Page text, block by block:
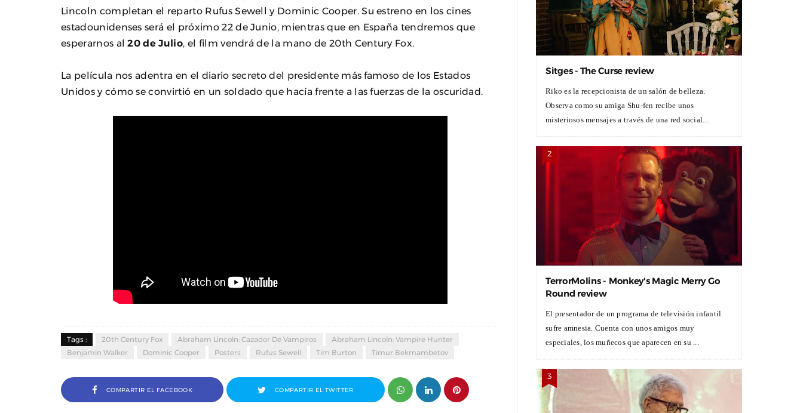
Lincoln completan el reparto Rufus Sewell y Dominic Cooper. Su estreno en los cines
estadounidenses será el próximo 22 de Junio, mientras que en España tendremos que
esperarnos al20 de Julio , el film vendrá de la mano de 20th Century Fox.
La película nos adentra en el diario secreto del presidente más famoso de los Estados
Unidos y cómo se convirtió en un soldado que hacía frente a las fuerzas de la oscuridad.
Tags : 20th Century Fox Abraham Lincoln: Cazador De Vampiros
Abraham Lincoln: Vampire Hunter
Benjamin Walker
Dominic Cooper Posters Rufus Sewell Tim Burton Timur Bekmambetov
COMPARTIR EL FACEBOOK COMPARTIR EL TWITTER
Sitges - The Curse review
Riko es la recepcionista de un salón de belleza.
Observa como su amiga Shu-fen recibe unos
misteriosos mensajes a través de una red social...
TerrorMolins - Monkey's Magic Merry Go
Round review
El presentador de un programa de televisión infantil
sufre amnesia. Cuenta con unos amigos muy
especiales, los muñecos que aparecen en su ...